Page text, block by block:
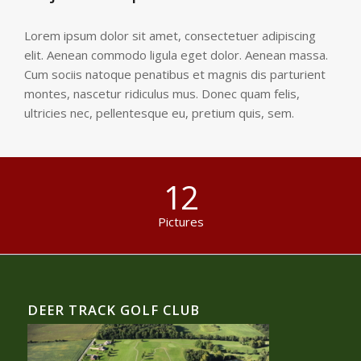
Lorem ipsum dolor sit amet, consectetuer adipiscing
elit. Aenean commodo ligula eget dolor. Aenean massa.
Cum sociis natoque penatibus et magnis dis parturient
montes, nascetur ridiculus mus. Donec quam felis,
ultricies nec, pellentesque eu, pretium quis, sem.
12
Pictures
DEER TRACK GOLF CLUB